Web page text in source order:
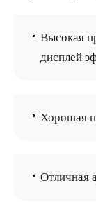
Высокая
дисплей
Хорошая
Отличная